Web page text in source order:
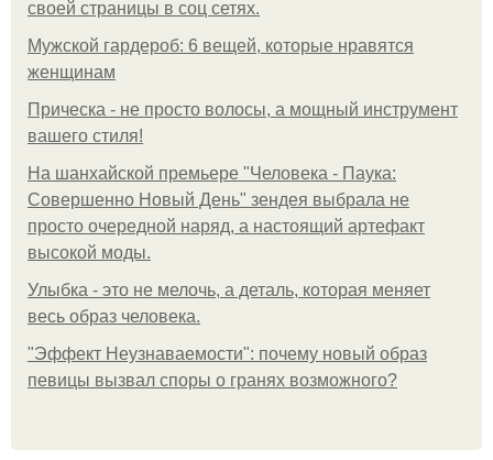
своей страницы в соц сетях.
Мужской гардероб: 6 вещей, которые нравятся
женщинам
Прическа - не просто волосы, а мощный инструмент
вашего стиля!
На шанхайской премьере "Человека - Паука:
Совершенно Новый День" зендея выбрала не
просто очередной наряд, а настоящий артефакт
высокой моды.
Улыбка - это не мелочь, а деталь, которая меняет
весь образ человека.
"Эффект Неузнаваемости": почему новый образ
певицы вызвал споры о гранях возможного?